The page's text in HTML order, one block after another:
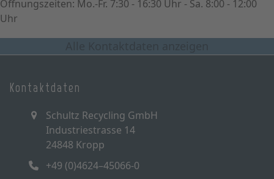
Öffnungszeiten: Mo.-Fr. 7:30 - 16:30 Uhr - Sa. 8:00 - 12:00
Uhr
Kontaktdaten
Schultz Recycling GmbH
Industriestrasse 14
24848 Kropp
+49 (0)4624–45066-0